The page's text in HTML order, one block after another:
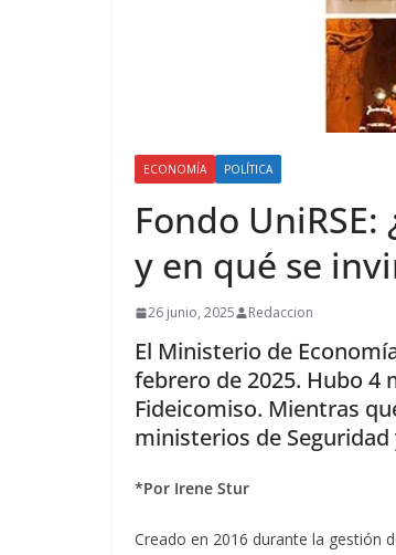
ECONOMÍA POLÍTICA
Fondo
y en qué se
26 junio, 2025 Redaccion
El Ministerio de
febrero de 2025. Hubo 4
Fideicomiso. Mientras
ministerios de Seguridad
*Por Irene Stur
Creado en 2016 durante la gestión